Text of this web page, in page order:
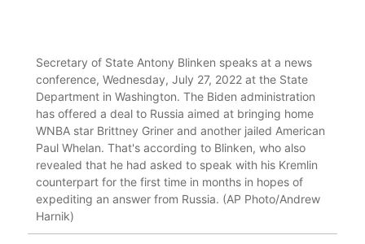
Secretary of State Antony Blinken speaks at a news
conference, Wednesday, July 27, 2022 at the State
Department in Washington. The Biden administration
has offered a deal to Russia aimed at bringing home
WNBA star Brittney Griner and another jailed American
Paul Whelan. That's according to Blinken, who also
revealed that he had asked to speak with his Kremlin
counterpart for the first time in months in hopes of
expediting an answer from Russia. (AP Photo/Andrew
Harnik)